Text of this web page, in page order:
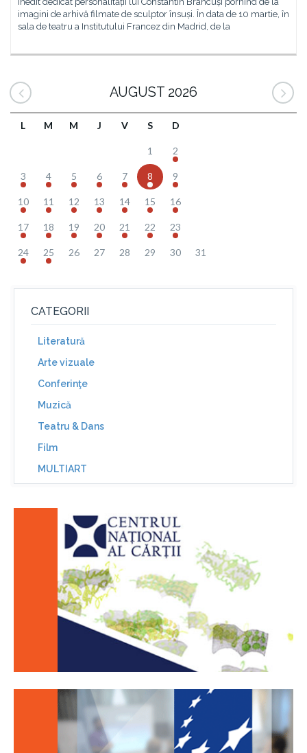
imagini de arhivă filmate de sculptor însuși. În data de 10 martie, în
sala de teatru a Institutului Francez din Madrid, de la
AUGUST 2026
L M M J V S D
1 2
3 4 5 6 7 8 9
10 11 12 13 14 15 16
17 18 19 20 21 22 23
24 25 26 27 28 29 30 31
CATEGORII
Literatură
Arte vizuale
Conferinţe
Muzică
Teatru & Dans
Film
MULTIART